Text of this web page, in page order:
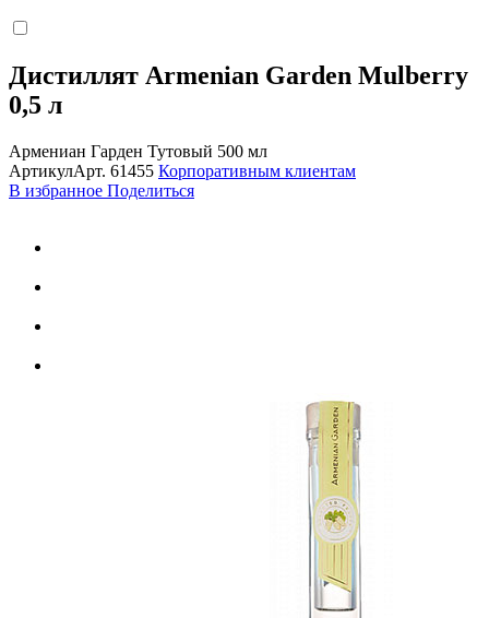
Дистиллят Armenian Garden Mulberry
0,5 л
Армениан Гарден Тутовый 500 мл
АртикулАрт. 61455 Корпоративным клиентам
В избранное Поделиться